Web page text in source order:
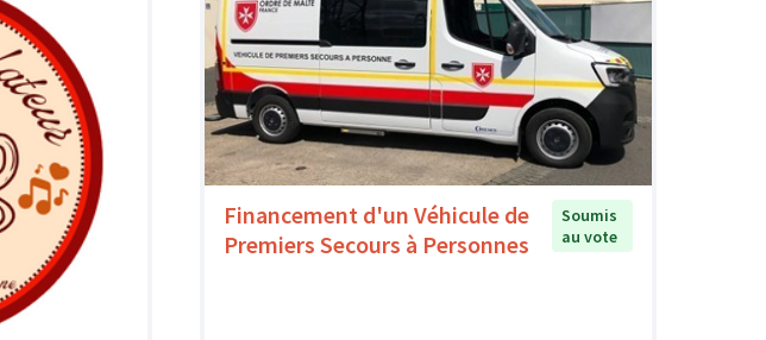
Financement d'un Véhicule de
Premiers Secours à Personnes
Soumis
au vote